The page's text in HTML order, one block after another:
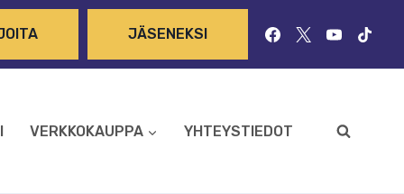
JÄSENEKSI
VERKKOKAUPPA YHTEYSTIEDOT